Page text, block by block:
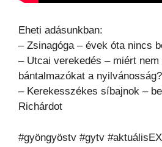
Eheti adásunkban:
– Zsinagóga – évek óta nincs
– Utcai verekedés – miért nem
bántalmazókat a nyilvánosság?
– Kerekesszékes síbajnok –
Richárdot
#gyöngyöstv #gytv